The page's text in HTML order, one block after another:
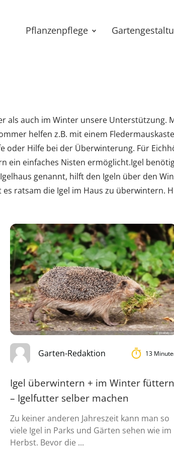
Pflanzenpflege
als auch im Winter unsere Unterstützung.
helfen z.B. mit einem
oder Hilfe bei der Überwinterung. Für
ein einfaches Nisten ermöglicht.Igel
genannt, hilft den Igeln über den
ratsam die Igel im Haus zu überwintern.
Garten-Redaktion 13
Igel überwintern + im Winter füttern
– Igelfutter selber machen
Zu keiner anderen Jahreszeit kann man so
viele Igel in Parks und Gärten sehen wie im
Herbst. Bevor die ...